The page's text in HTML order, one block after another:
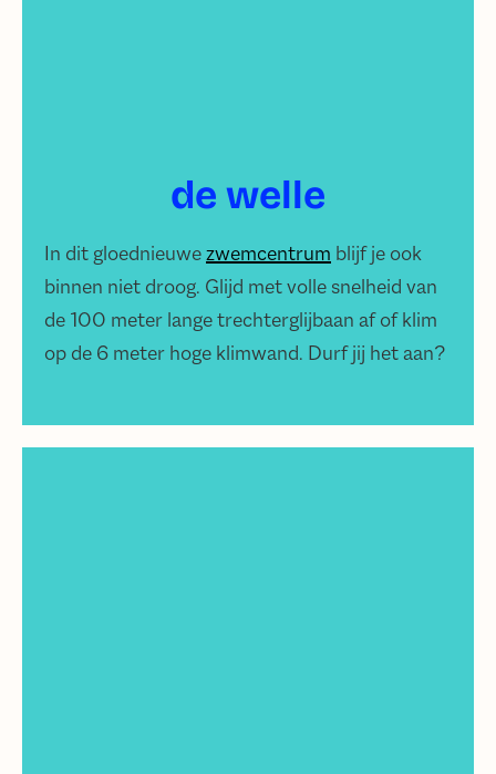
de welle
In dit gloednieuwezwemcentrum blijf je ook
binnen niet droog. Glijd met volle snelheid van
de 100 meter lange trechterglijbaan af of klim
op de 6 meter hoge klimwand. Durf jij het aan?